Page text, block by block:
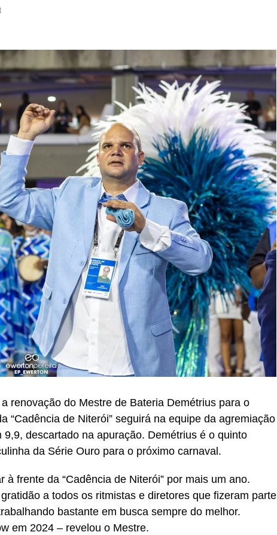
renovação do Mestre de Bateria Demétrius para o
“Cadência de Niterói” seguirá na equipe da agremiação
descartado na apuração. Demétrius é o quinto
da Série Ouro para o próximo carnaval.
frente da “Cadência de Niterói” por mais um ano.
a todos os ritmistas e diretores que fizeram parte
bastante em busca sempre do melhor.
em 2024 – revelou o Mestre.